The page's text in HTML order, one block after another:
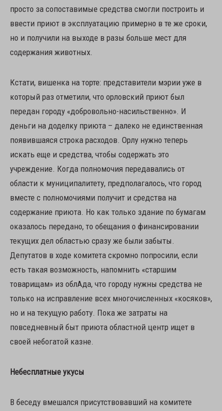
просто за сопоставимые средства смогли построить и
ввести приют в эксплуатацию примерно в те же сроки,
но и получили на выходе в разы больше мест для
содержания животных.
Кстати, вишенка на торте: представители мэрии уже в
который раз отметили, что орловский приют был
передан городу «добровольно-насильственно». И
деньги на доделку приюта – далеко не единственная
появившаяся строка расходов. Орлу нужно теперь
искать еще и средства, чтобы содержать это
учреждение. Когда полномочия передавались от
области к муниципалитету, предполагалось, что город
вместе с полномочиями получит и средства на
содержание приюта. Но как только здание по бумагам
оказалось передано, то обещания о финансировании
текущих дел областью сразу же были забыты.
Депутатов в ходе комитета скромно попросили, если
есть такая возможность, напомнить «старшим
товарищам» из облАда, что городу нужны средства не
только на исправление всех многочисленных «косяков»,
но и на текущую работу. Пока же затраты на
повседневный быт приюта областной центр ищет в
своей небогатой казне.
Небесплатные укусы
В беседу вмешался присутствовавший на комитете